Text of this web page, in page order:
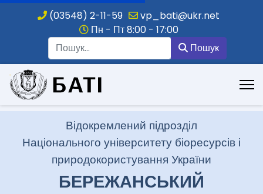
(03548) 2-11-59
vp_bati@ukr.net
Пн - Пт 8:00 - 17:00
Пошук
.
Відокремлений підрозділ
Національного університету біоресурсів і
природокористування України
БЕРЕЖАНСЬКИЙ